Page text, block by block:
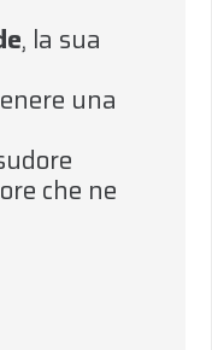
, la sua
una
che ne